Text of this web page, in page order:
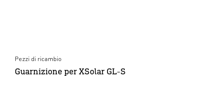
Pezzi di ricambio
Guarnizione per XSolar GL-S